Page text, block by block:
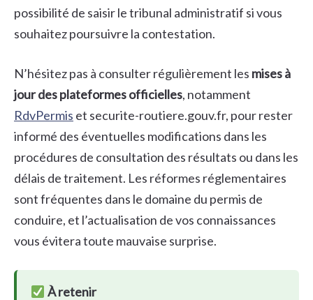
possibilité de saisir le tribunal administratif si vous
souhaitez poursuivre la contestation.
N’hésitez pas à consulter régulièrement les mises à
jour des plateformes officielles, notamment
RdvPermis et securite-routiere.gouv.fr, pour rester
informé des éventuelles modifications dans les
procédures de consultation des résultats ou dans les
délais de traitement. Les réformes réglementaires
sont fréquentes dans le domaine du permis de
conduire, et l’actualisation de vos connaissances
vous évitera toute mauvaise surprise.
À retenir